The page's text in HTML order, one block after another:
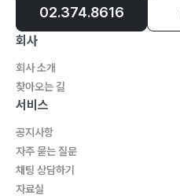
02.374.8616
회사
회사 소개
찾아오는 길
서비스
공지사항
자주 묻는 질문
채팅 상담하기
자료실